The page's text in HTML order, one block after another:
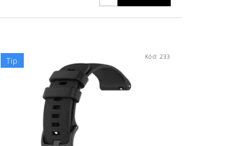
Tip Kód: 233